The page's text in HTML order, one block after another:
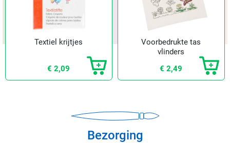
Textiel krijtjes
€ 2,09
Voorbedrukte tas
vlinders
€ 2,49
Bezorging